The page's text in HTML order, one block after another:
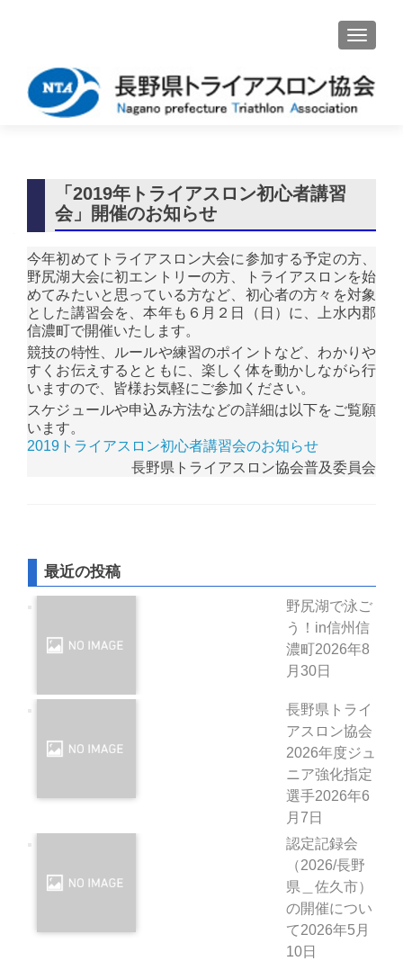
ナビゲ
「2019年トライアスロン初心者講習
会」開催のお知らせ
今年初めてトライアスロン大会に参加する予定の方、
野尻湖大会に初エントリーの方、トライアスロンを始
めてみたいと思っている方など、初心者の方々を対象
とした講習会を、本年も６月２日（日）に、上水内郡
信濃町で開催いたします。
競技の特性、ルールや練習のポイントなど、わかりや
すくお伝えするとともに、楽しく体を動かしながら行
いますので、皆様お気軽にご参加ください。
スケジュールや申込み方法などの詳細は以下をご覧願
います。
2019トライアスロン初心者講習会のお知らせ
長野県トライアスロン協会普及委員会
最近の投稿
野尻湖で泳ご
う！in信州信
濃町 2026年8
月30日
長野県トライ
アスロン協会
2026年度ジュ
ニア強化指定
選手2026年6
月7日
認定記録会
（2026/長野
県＿佐久市）
の開催につい
て2026年5月
10日